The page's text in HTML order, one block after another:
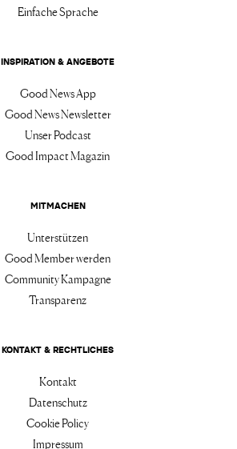
Einfache Sprache
INSPIRATION & ANGEBOTE
Good News App
Good News Newsletter
Unser Podcast
Good Impact Magazin
MITMACHEN
Unterstützen
Good Member werden
Community Kampagne
Transparenz
KONTAKT & RECHTLICHES
Kontakt
Datenschutz
Cookie Policy
Impressum